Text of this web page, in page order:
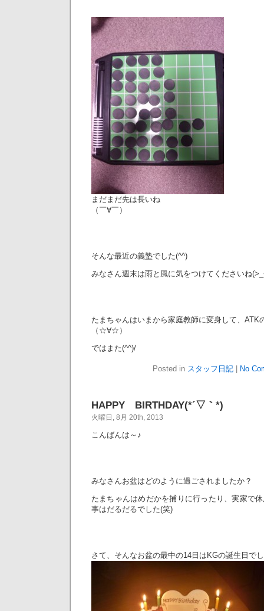
まだまだ先は長いね
（￣∀￣）
そんな最近の義塾でした(^^)
みなさん週末は雨と風に気をつけてくださいね
たまちゃんはいまから家庭教師に変身して、ATK
（☆∀☆）
ではまた(^^)/
Posted in スタッフ日記 No
HAPPY BIRTHDAY(*´▽｀*)
火曜日, 8月 20th, 2013
こんばんは～♪
みなさんお盆はどのように過ごされましたか？
たまちゃんはめだかを捕りに行ったり、実家で
事はだるだるでした(笑)
さて、そんなお盆の最中の14日はKGの誕生日で